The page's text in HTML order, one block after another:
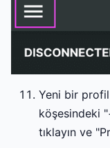
Yeni bir
köşesindeki
tıklayın ve